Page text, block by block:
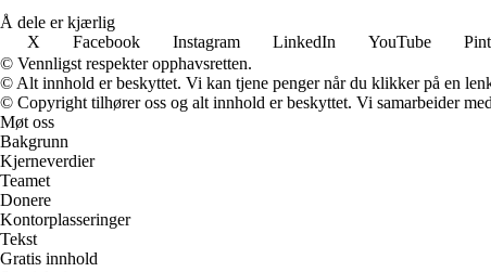
Å dele er kjærlig
X
Facebook Instagram LinkedIn YouTube
© Vennligst respekter opphavsretten.
© Alt innhold er beskyttet. Vi kan tjene penger når du klikker på en
© Copyright tilhører oss og alt innhold er beskyttet. Vi samarbeider
Møt oss
Bakgrunn
Kjerneverdier
Teamet
Donere
Kontorplasseringer
Tekst
Gratis innhold